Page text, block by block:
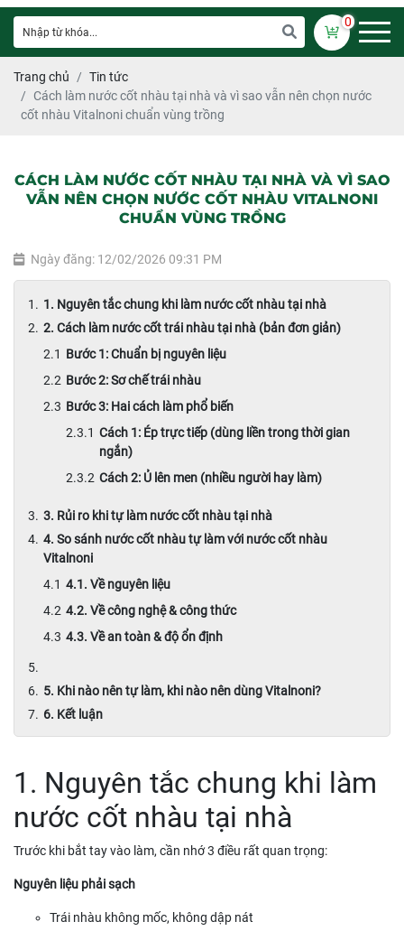
0
Trang chủ
Tin tức
Cách làm nước cốt nhàu tại nhà và vì sao vẫn nên chọn nước
cốt nhàu Vitalnoni chuẩn vùng trồng
CÁCH LÀM NƯỚC CỐT NHÀU TẠI NHÀ VÀ VÌ SAO
VẪN NÊN CHỌN NƯỚC CỐT NHÀU VITALNONI
CHUẨN VÙNG TRỒNG
Ngày đăng: 12/02/2026 09:31 PM
1. Nguyên tắc chung khi làm nước cốt nhàu tại nhà
2. Cách làm nước cốt trái nhàu tại nhà (bản đơn giản)
Bước 1: Chuẩn bị nguyên liệu
Bước 2: Sơ chế trái nhàu
Bước 3: Hai cách làm phổ biến
Cách 1: Ép trực tiếp (dùng liền trong thời gian
ngắn)
Cách 2: Ủ lên men (nhiều người hay làm)
3. Rủi ro khi tự làm nước cốt nhàu tại nhà
4. So sánh nước cốt nhàu tự làm với nước cốt nhàu
Vitalnoni
4.1. Về nguyên liệu
4.2. Về công nghệ & công thức
4.3. Về an toàn & độ ổn định
5. Khi nào nên tự làm, khi nào nên dùng Vitalnoni?
6. Kết luận
1. Nguyên tắc chung khi làm
nước cốt nhàu tại nhà
Trước khi bắt tay vào làm, cần nhớ 3 điều rất quan trọng:
Nguyên liệu phải sạch
Trái nhàu không mốc, không dập nát